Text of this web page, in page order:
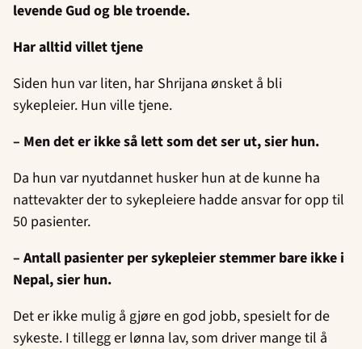
levende Gud og ble troende.
Har alltid villet tjene
Siden hun var liten, har Shrijana ønsket å bli
sykepleier. Hun ville tjene.
– Men det er ikke så lett som det ser ut, sier hun.
Da hun var nyutdannet husker hun at de kunne ha
nattevakter der to sykepleiere hadde ansvar for opp til
50 pasienter.
– Antall pasienter per sykepleier stemmer bare ikke i
Nepal, sier hun.
Det er ikke mulig å gjøre en god jobb, spesielt for de
sykeste. I tillegg er lønna lav, som driver mange til å